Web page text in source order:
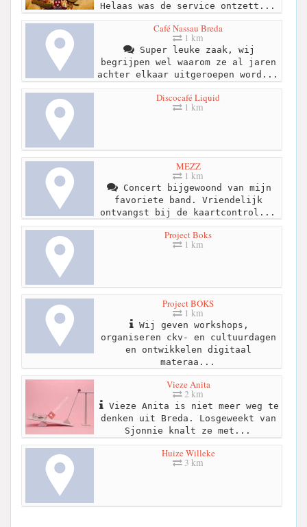
Helaas was de service ontzett...
Café Nassau Breda
1 km
Super leuke zaak, wij
begrijpen wel waarom ze al jaren
achter elkaar uitgeroepen word...
Discocafé Liquid
1 km
MEZZ
1 km
Concert bijgewoond van mijn
favoriete band. Vriendelijk
ontvangst bij de kaartcontrol...
Project Boks
1 km
Project BOKS
1 km
Wij geven workshops,
organiseren ckv- en cultuurdagen
en ontwikkelen digitaal
materaa...
Vieze Anita
2 km
Vieze Anita is niet meer weg te
denken uit Breda. Losgeweekt van
Sjonnie knalt ze met...
Huize Willeke
3 km